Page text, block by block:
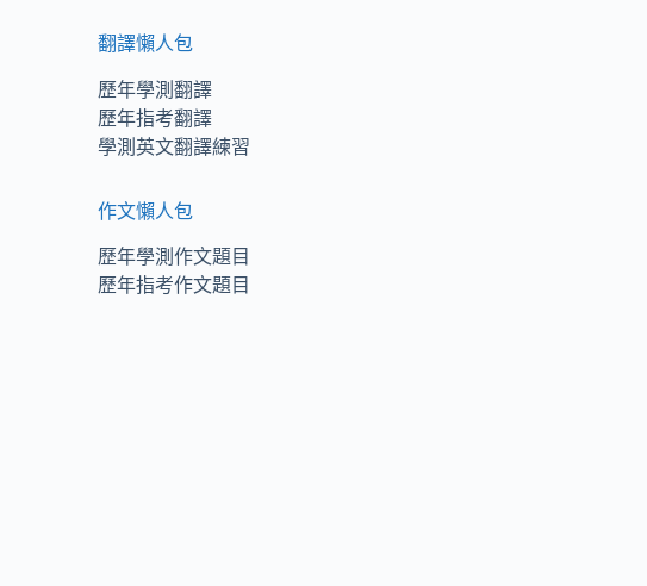
翻譯懶人包
歷年學測翻譯
歷年指考翻譯
學測英文翻譯練習
作文懶人包
歷年學測作文題目
歷年指考作文題目